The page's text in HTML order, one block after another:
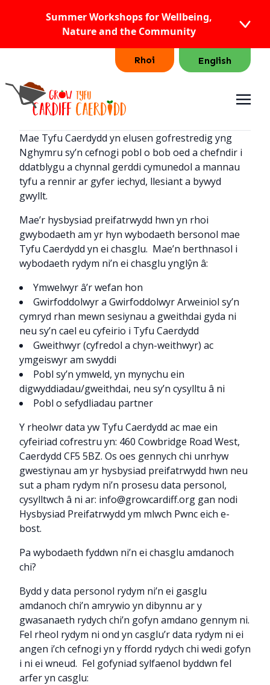
Summer Workshops for Wellbeing,
Nature and the Community
Rhoi English
Mae Tyfu Caerdydd yn elusen gofrestredig yng
Nghymru sy’n cefnogi pobl o bob oed a chefndir i
ddatblygu a chynnal gerddi cymunedol a mannau
tyfu a rennir ar gyfer iechyd, llesiant a bywyd
gwyllt.
Mae’r hysbysiad preifatrwydd hwn yn rhoi
gwybodaeth am yr hyn wybodaeth bersonol mae
Tyfu Caerdydd yn ei chasglu. Mae’n berthnasol i
wybodaeth rydym ni’n ei chasglu ynglŷn â:
Ymwelwyr â’r wefan hon
Gwirfoddolwyr a Gwirfoddolwyr Arweiniol sy’n
cymryd rhan mewn sesiynau a gweithdai gyda ni
neu sy’n cael eu cyfeirio i Tyfu Caerdydd
Gweithwyr (cyfredol a chyn-weithwyr) ac
ymgeiswyr am swyddi
Pobl sy’n ymweld, yn mynychu ein
digwyddiadau/gweithdai, neu sy’n cysylltu â ni
Pobl o sefydliadau partner
Y rheolwr data yw Tyfu Caerdydd ac mae ein
cyfeiriad cofrestru yn: 460 Cowbridge Road West,
Caerdydd CF5 5BZ. Os oes gennych chi unrhyw
gwestiynau am yr hysbysiad preifatrwydd hwn neu
sut a pham rydym ni’n prosesu data personol,
cysylltwch â ni ar: info@growcardiff.org gan nodi
Hysbysiad Preifatrwydd ym mlwch Pwnc eich e-
bost.
Pa wybodaeth fyddwn ni’n ei chasglu amdanoch
chi?
Bydd y data personol rydym ni’n ei gasglu
amdanoch chi’n amrywio yn dibynnu ar y
gwasanaeth rydych chi’n gofyn amdano gennym ni.
Fel rheol rydym ni ond yn casglu’r data rydym ni ei
angen i’ch cefnogi yn y ffordd rydych chi wedi gofyn
i ni ei wneud. Fel gofyniad sylfaenol byddwn fel
arfer yn casglu: